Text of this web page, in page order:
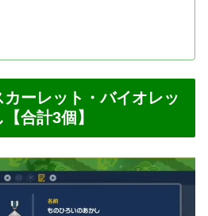
ーレット・バイオレッ
合計3個】